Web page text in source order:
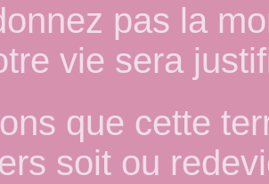
pas la
vie sera
que cette
soit ou